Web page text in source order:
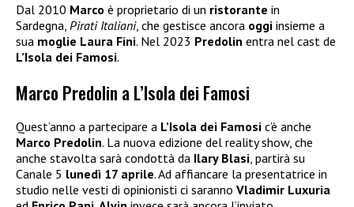
Dal 2010 Marco è proprietario di un ristorante in
Sardegna, Pirati Italiani, che gestisce ancora oggi insieme a
sua moglie Laura Fini. Nel 2023 Predolin entra nel cast de
L’Isola dei Famosi.
Marco Predolin a L’Isola dei Famosi
Quest’anno a partecipare a L’Isola dei Famosi c’è anche
Marco Predolin. La nuova edizione del reality show, che
anche stavolta sarà condottà da Ilary Blasi, partirà su
Canale 5 lunedì 17 aprile. Ad affiancare la presentatrice in
studio nelle vesti di opinionisti ci saranno Vladimir Luxuria